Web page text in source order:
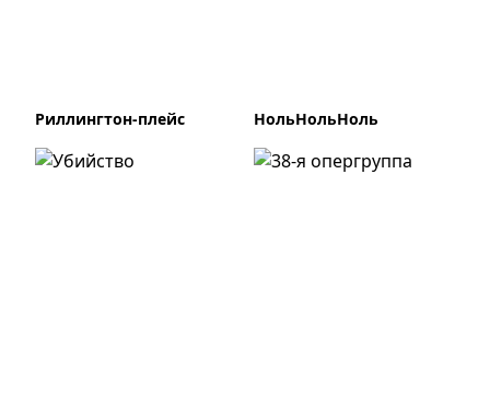
Риллингтон-плейс НольНольНоль